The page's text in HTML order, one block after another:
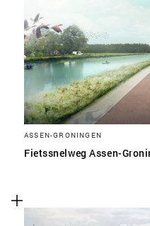
ASSEN-GRONINGEN
Fietssnelweg Assen-